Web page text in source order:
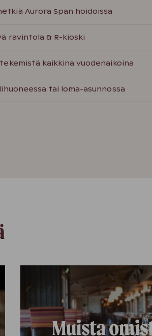
Aurora Span hoidoissa
ravintola & R-kioski
kaikkina vuodenaikoina
tai loma-asunnossa
Muista